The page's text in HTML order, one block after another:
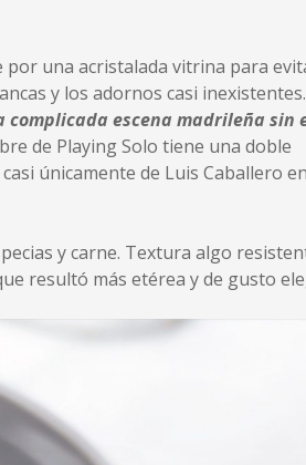
por una acristalada vitrina para
y los adornos casi inexistentes.
escena madrileña sin
de Playing Solo tiene una doble
únicamente de Luis Caballero
y carne. Textura algo
resultó más etérea y de gusto